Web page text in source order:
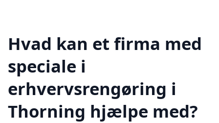
Hvad kan et firma med
speciale i
erhvervsrengøring i
Thorning hjælpe med?